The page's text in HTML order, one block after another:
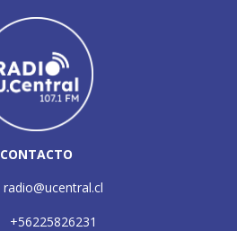
CONTACTO
radio@ucentral.cl
+56225826231